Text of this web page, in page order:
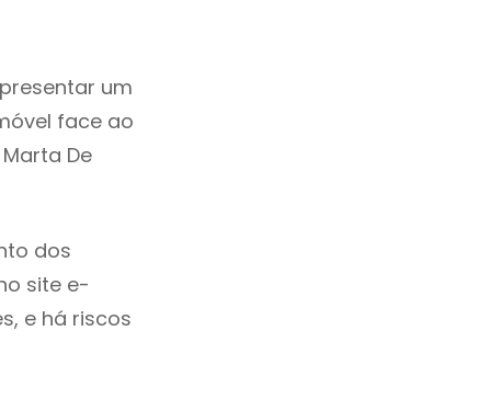
um
face ao
De
dos
site e-
e há riscos